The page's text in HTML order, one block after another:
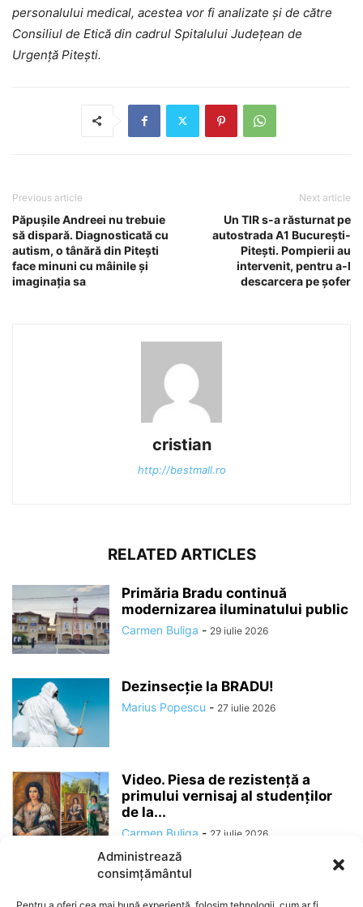
Administrează
consimțământul
personalului medical, acestea vor fi analizate și de către
Consiliul de Etică din cadrul Spitalului Județean de
Urgență Pitești.
Previous article
Păpușile Andreei nu trebuie
să dispară. Diagnosticată cu
autism, o tânără din Pitești
face minuni cu mâinile și
imaginația sa
Next article
Un TIR s-a răsturnat pe
autostrada A1 București-
Pitești. Pompierii au
intervenit, pentru a-l
descarcera pe șofer
cristian
http://bestmall.ro
RELATED ARTICLES
Primăria Bradu continuă
modernizarea iluminatului public
Carmen Buliga - 29 iulie 2026
Dezinsecție la BRADU!
Marius Popescu - 27 iulie 2026
Video. Piesa de rezistență a
primului vernisaj al studenților
de la...
Carmen Buliga - 27 iulie 2026